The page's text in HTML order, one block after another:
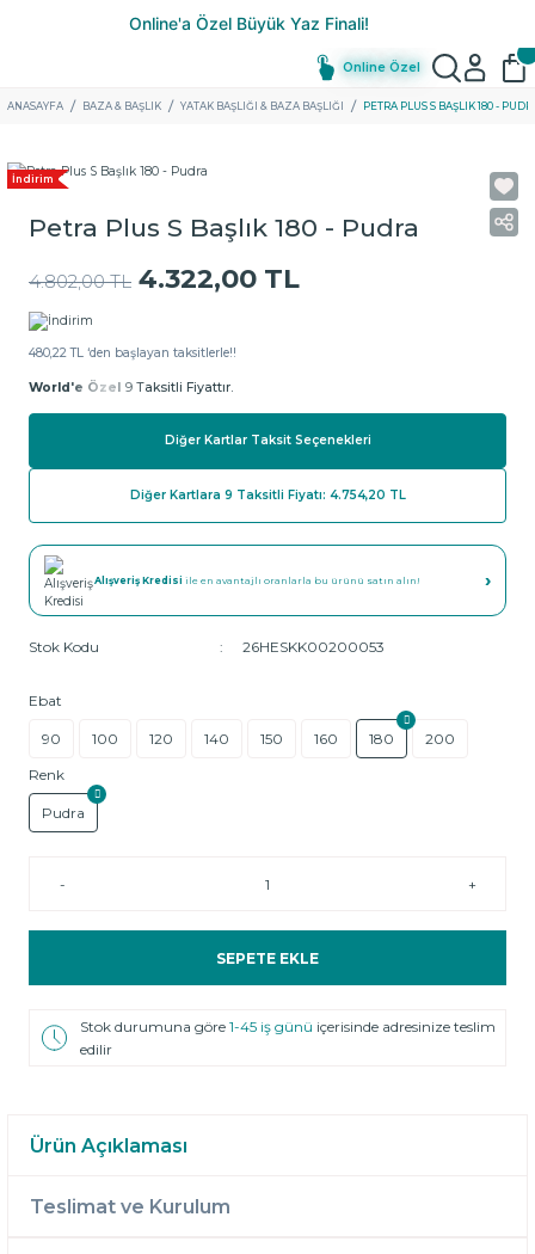
Online Özel
ANASAYFA BAZA & BAŞLIK YATAK BAŞLIĞI & BAZA BAŞLIĞI PETRA PLUS S BAŞLIK 180 -
İndirim
Petra Plus S Başlık 180 - Pudra
4.802,00 TL 4.322,00 TL
480,22 TL ‘den başlayan taksitlerle!!
World'e Özel 9 Taksitli Fiyattır.
Diğer Kartlar Taksit Seçenekleri
Diğer Kartlara 9 Taksitli Fiyatı: 4.754,20 TL
Alışveriş Kredisi ile en avantajlı oranlarla bu ürünü satın alın! ›
Stok Kodu 26HESKK00200053
Ebat
90 100 120 140 150 160 180
200
Renk
Pudra
- +
SEPETE EKLE
Stok durumuna göre1-45 iş günü içerisinde adresinize teslim
edilir
Ürün Açıklaması
Teslimat ve Kurulum